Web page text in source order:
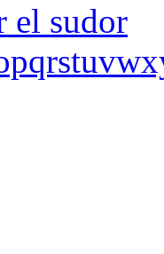
el sudor